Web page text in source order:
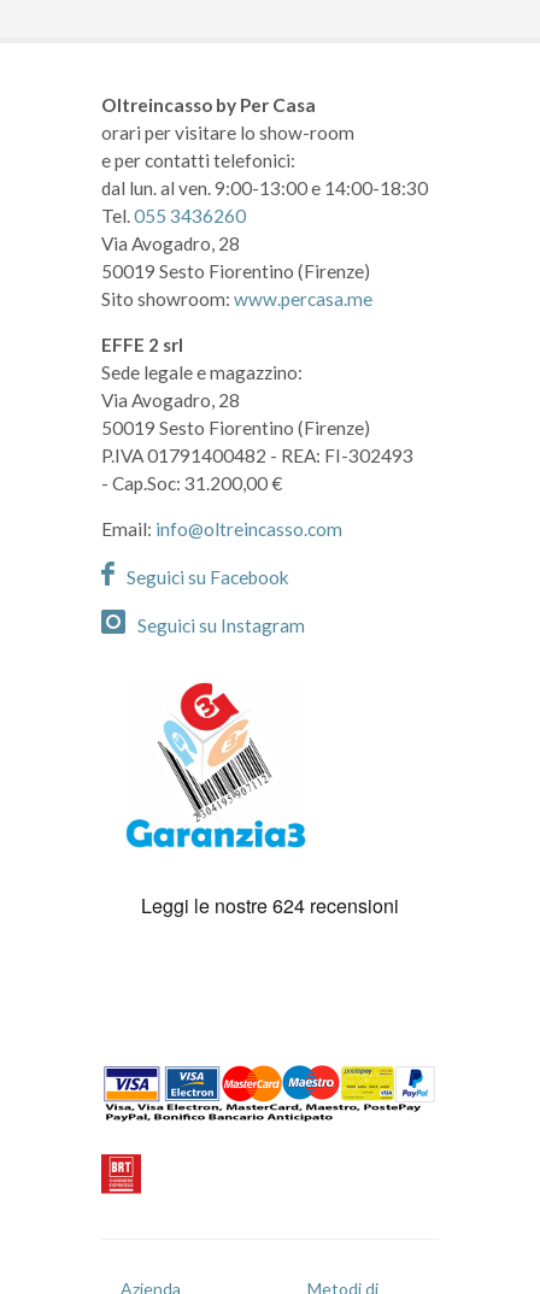
Oltreincasso by Per Casa
orari per visitare lo show-room
e per contatti telefonici:
dal lun. al ven. 9:00-13:00 e 14:00-18:30
Tel.055 3436260
Via Avogadro, 28
50019 Sesto Fiorentino (Firenze)
Sito showroom: www.percasa.me
EFFE 2 srl
Sede legale e magazzino:
Via Avogadro, 28
50019 Sesto Fiorentino (Firenze)
P.IVA 01791400482 - REA: FI-302493
- Cap.Soc: 31.200,00 €
Email: info@oltreincasso.com
Seguici su Facebook
Seguici su Instagram
Azienda Metodi di